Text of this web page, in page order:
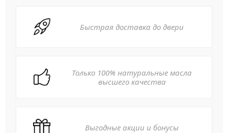
Быстрая доставка до двери
Только 100% натуральные масла
высшего качества
Выгодные акции и бонусы